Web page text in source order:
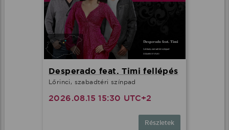
Desperado feat. Timi fellépés
Lőrinci, szabadtéri színpad
2026.08.15 15:30 UTC+2
Részletek